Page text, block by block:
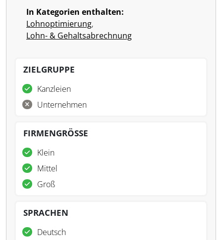
In Kategorien enthalten:
Lohnoptimierung,
Lohn- & Gehaltsabrechnung
ZIELGRUPPE
Kanzleien
Unternehmen
FIRMENGRÖSSE
Klein
Mittel
Groß
SPRACHEN
Deutsch